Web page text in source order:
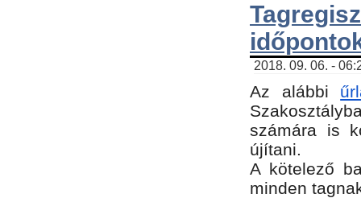
2018. 09. 06. -
Az alábbi
számára is
újítani.
​A kötelező
minden